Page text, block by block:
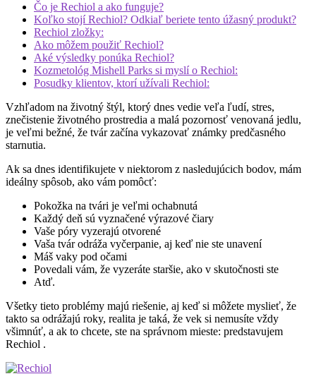
Čo je Rechiol a ako funguje?
Koľko stojí Rechiol? Odkiaľ beriete tento úžasný produkt?
Rechiol zložky:
Ako môžem použiť Rechiol?
Aké výsledky ponúka Rechiol?
Kozmetológ Mishell Parks si myslí o Rechiol:
Posudky klientov, ktorí užívali Rechiol:
Vzhľadom na životný štýl, ktorý dnes vedie veľa ľudí, stres,
znečistenie životného prostredia a malá pozornosť venovaná jedlu,
je veľmi bežné, že tvár začína vykazovať známky predčasného
starnutia.
Ak sa dnes identifikujete v niektorom z nasledujúcich bodov, mám
ideálny spôsob, ako vám pomôcť:
Pokožka na tvári je veľmi ochabnutá
Každý deň sú vyznačené výrazové čiary
Vaše póry vyzerajú otvorené
Vaša tvár odráža vyčerpanie, aj keď nie ste unavení
Máš vaky pod očami
Povedali vám, že vyzeráte staršie, ako v skutočnosti ste
Atď.
Všetky tieto problémy majú riešenie, aj keď si môžete myslieť, že
takto sa odrážajú roky, realita je taká, že vek si nemusíte vždy
všimnúť, a ak to chcete, ste na správnom mieste: predstavujem
Rechiol .